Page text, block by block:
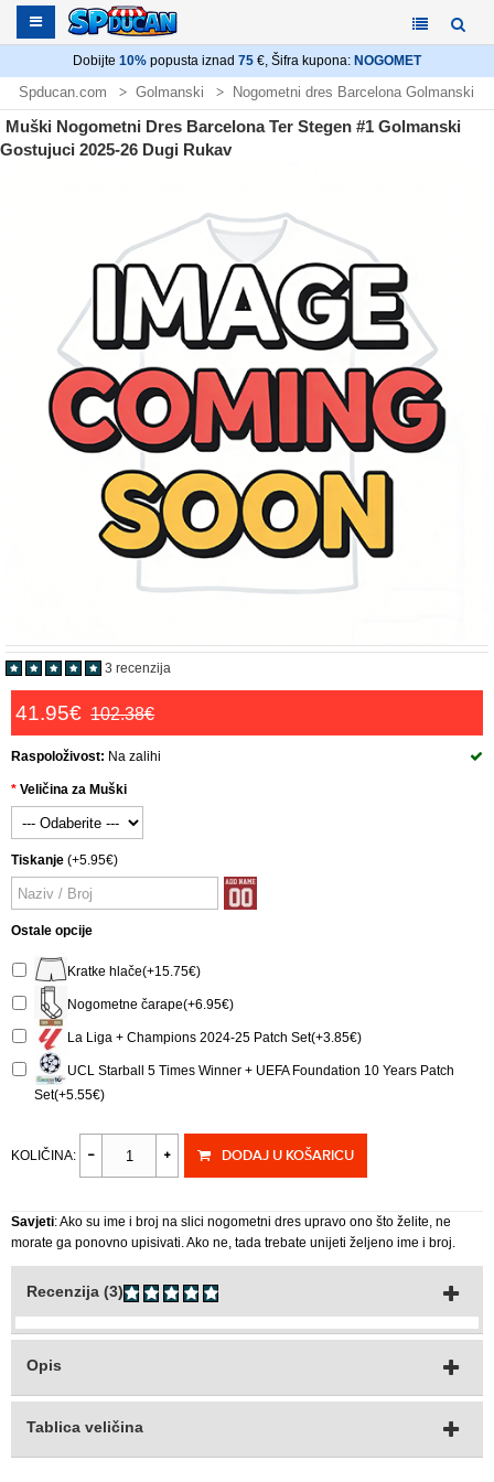
Dobijte 10% popusta iznad 75 €, Šifra kupona: NOGOMET
Spducan.com Golmanski Nogometni dres Barcelona Golmanski
Muški Nogometni Dres Barcelona Ter Stegen #1 Golmanski
Gostujuci 2025-26 Dugi Rukav
3 recenzija
41.95€ 102.38€
Raspoloživost: Na zalihi
Veličina za Muški
Tiskanje (+5.95€)
Ostale opcije
Kratke hlače(+15.75€)
Nogometne čarape(+6.95€)
La Liga + Champions 2024-25 Patch Set(+3.85€)
UCL Starball 5 Times Winner + UEFA Foundation 10 Years Patch
Set(+5.55€)
KOLIČINA: DODAJ U KOŠARICU
Savjeti: Ako su ime i broj na slici nogometni dres upravo ono što želite, ne
morate ga ponovno upisivati. Ako ne, tada trebate unijeti željeno ime i broj.
Recenzija (3)
Opis
Tablica veličina